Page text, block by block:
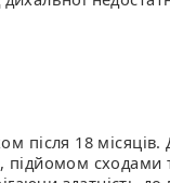
після 18
сходами